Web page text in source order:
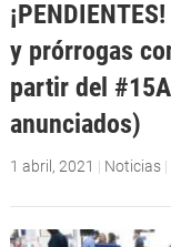
y prórrogas
partir del
anunciados)
1 abril, 2021 | Noticias |